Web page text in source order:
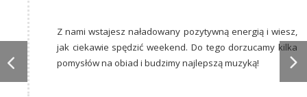
Z nami wstajesz naładowany pozytywną energią i wiesz,
jak ciekawie spędzić weekend. Do tego dorzucamy kilka
pomysłów na obiad i budzimy najlepszą muzyką!